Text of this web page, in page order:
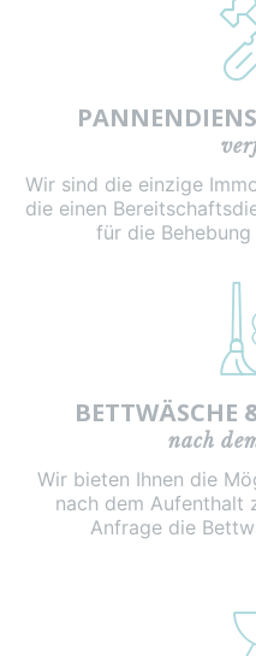
Wir sind die einzige
die einen
für die
BETTWÄSCHE
nach
Wir bieten Ihnen die
nach dem Aufenthalt
Anfrage die